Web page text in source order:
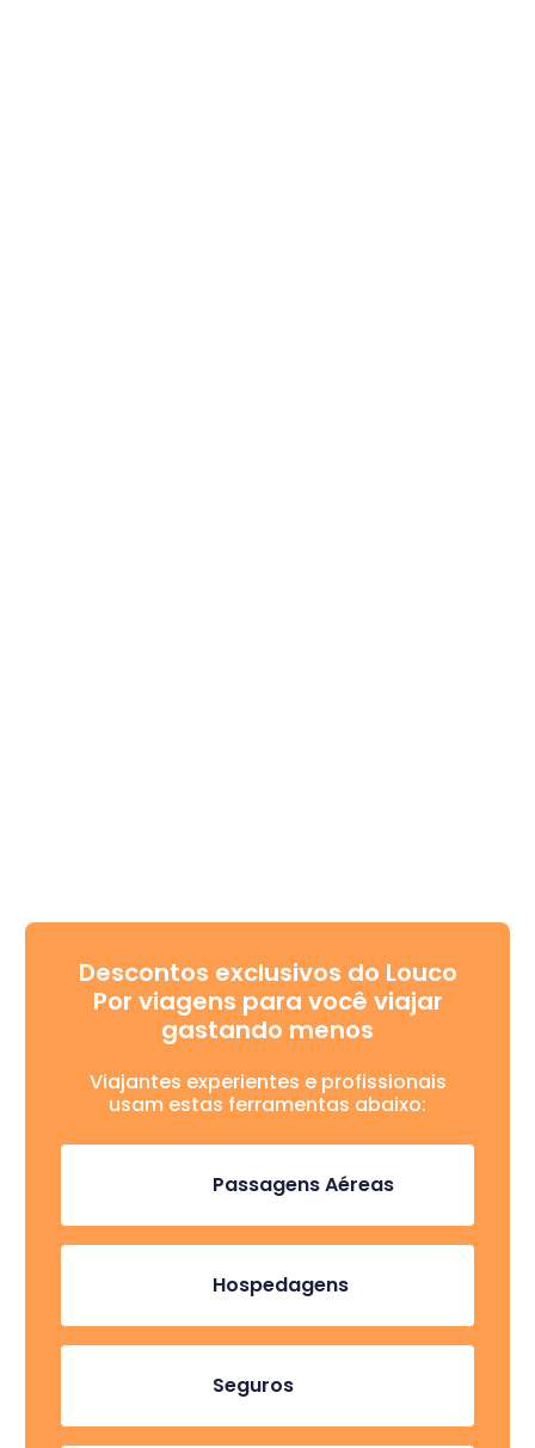
Descontos exclusivos do Louco
Por viagens para você viajar
gastando menos
Viajantes experientes e profissionais
usam estas ferramentas abaixo:
Passagens Aéreas
Hospedagens
Seguros